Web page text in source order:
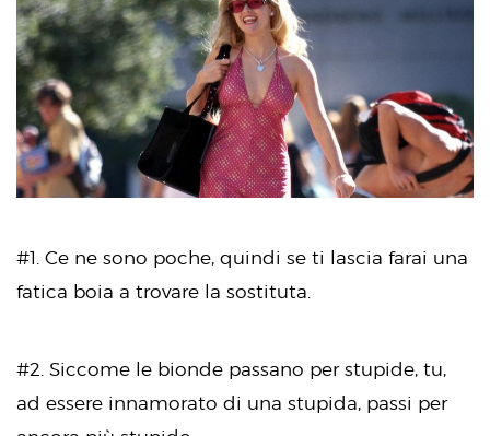
#1. Ce ne sono poche, quindi se ti lascia farai una
fatica boia a trovare la sostituta.
#2. Siccome le bionde passano per stupide, tu,
ad essere innamorato di una stupida, passi per